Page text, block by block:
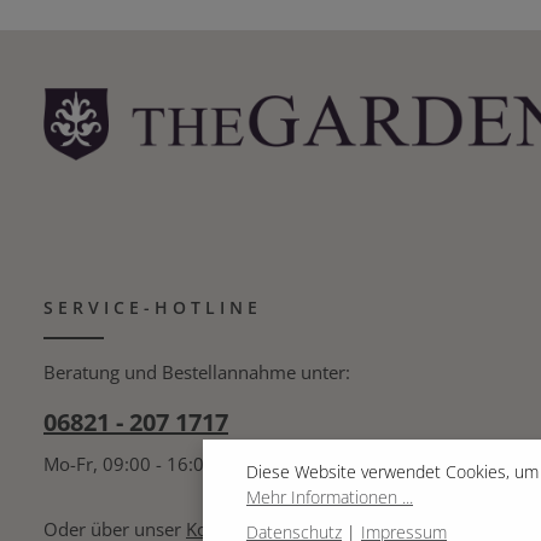
SERVICE-HOTLINE
Beratung und Bestellannahme unter:
06821 - 207 1717
Mo-Fr, 09:00 - 16:00 Uhr
Oder über unser Kontaktformular .
Diese Website verwendet Cookies,
Mehr Informationen ...
Datenschutz | Impressum